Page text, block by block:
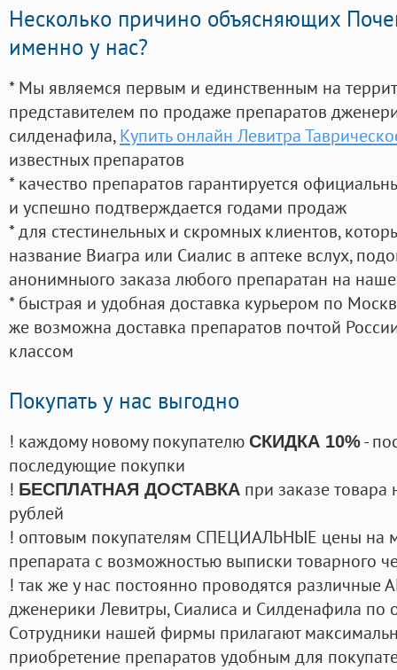
Несколько причино объясняющих
именно у нас?
* Мы являемся первым и единственным на
представителем по продаже препаратов
силденафила, Купить онлайн Левитра
известных препаратов
* качество препаратов гарантируется
и успешно подтверждается годами продаж
* для стестинельных и скромных клиентов,
название Виагра или Сиалис в аптеке вслух,
анонимныого заказа любого препаратан на
* быстрая и удобная доставка курьером по
же возможна доставка препаратов почтой
классом
Покупать у нас выгодно
! каждому новому покупателю СКИДКА 10%-
последующие покупки
! БЕСПЛАТНАЯ ДОСТАВКА при заказе
рублей
! оптовым покупателям СПЕЦИАЛЬНЫЕ цены на
препарата с возможностью выписки товарного
! так же у нас постоянно проводятся
дженерики Левитры, Сиалиса и Силденафила по
Cотрудники нашей фирмы прилагают
приобретение препаратов удобным для